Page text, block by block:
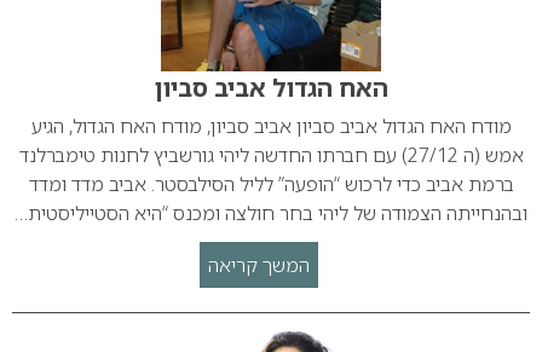
האח הגדול אביב סביון
מודח האח הגדול אביב סביון אביב סביון, מודח האח הגדול, הגיע
אמש (ה 27/12) עם חברתו החדשה ליהי גורשביץ לחנות טימברלנד
ברמת אביב כדי לרכוש “הופעה” לליל הסילבסטר. אביב מדד ומדד
ובהנחייתה הצמודה של ליהי בחר חולצה ומכנס “היא הסטייליסטית…
המשך קריאה